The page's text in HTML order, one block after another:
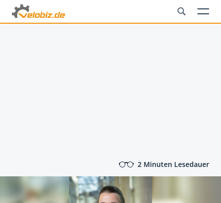
2 Minuten Lesedauer